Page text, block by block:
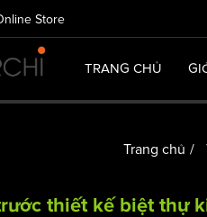
Store
TRANG CHỦ
Trang chủ
thiết kế biệt thự